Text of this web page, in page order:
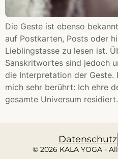
Die Geste ist ebenso
auf Postkarten, Posts oder
Lieblingstasse zu lesen ist.
Sanskritwortes sind jedoch
die Interpretation der Geste.
mich sehr berührt: Ich ehre
gesamte Universum
Datenschutz
© 2026 KALA YOGA -